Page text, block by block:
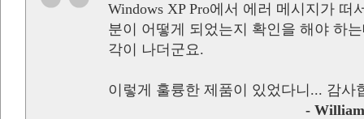
Windows XP Pro에서 에러 메시지가
분이 어떻게 되었는지 확인을 해야 하
각이 나더군요.
이렇게 훌륭한 제품이 있었다니... 감사
-